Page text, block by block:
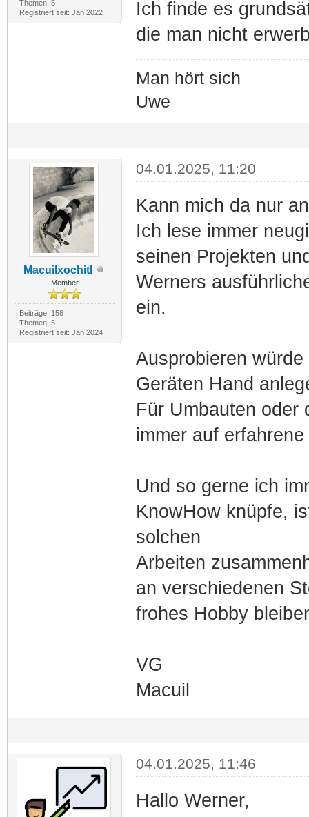
Themen: 5
Registriert seit: Jan 2022
Ich finde es
die man nicht
Man hört sich
Uwe
Macuilxochitl
Member
Beiträge: 158
Themen: 5
Registriert seit: Jan 2024
04.01.2025, 11:20
Kann mich da nur
Ich lese immer
seinen Projekten
Werners
ein.
Ausprobieren
Geräten Hand
Für Umbauten oder
immer auf
Und so gerne ich
KnowHow knüpfe,
solchen
Arbeiten
an verschiedenen
frohes Hobby
VG
Macuil
04.01.2025, 11:46
Hallo Werner,